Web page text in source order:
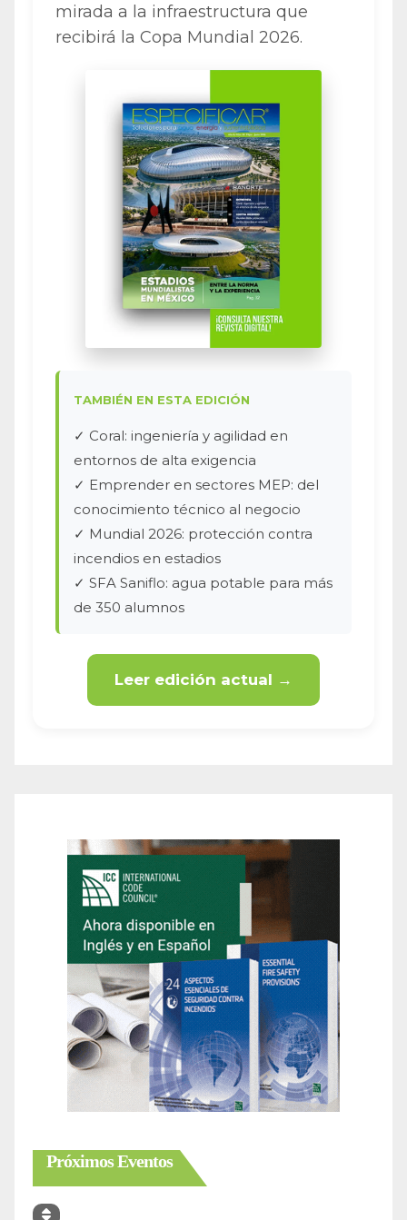
mirada a la infraestructura que
recibirá la Copa Mundial 2026.
TAMBIÉN EN ESTA EDICIÓN
✓ Coral: ingeniería y agilidad en
entornos de alta exigencia
✓ Emprender en sectores MEP: del
conocimiento técnico al negocio
✓ Mundial 2026: protección contra
incendios en estadios
✓ SFA Saniflo: agua potable para más
de 350 alumnos
Leer edición actual →
Próximos Eventos